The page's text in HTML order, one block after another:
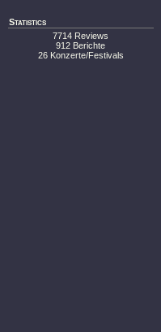
Statistics
7714 Reviews
912 Berichte
26 Konzerte/Festivals